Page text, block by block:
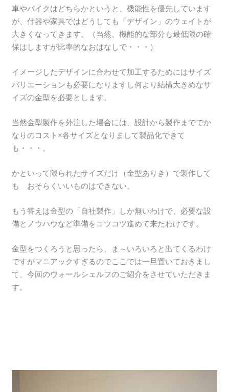
車やバイクはどちらかというと、機能性を優先しています
が、什器や家具ではどうしても「デザイン」のウェイトが
大きくなってきます。（当然、機能的な部分も最低限の確
保はしますが比率的なおはなしで・・・）
イメージしたデザインに合わせて加工するためにはサイズ
バリエーションも必要になりますし何より結構大きめなサ
イズの金型を必要とします。
当然金型製作を外注した場合には、設計から製作まででか
なりのコスト×各サイズとなりまして製品化できて
も・・・。
かといって限られたサイズだけ（金型ありき）で製作して
も おそらくいいものはできない。
もう答えは金型の「自社製作」しか無いわけで、必要な設
備とノウハウなど準備をコツコツ進めて来たわけです。
金型をつくろうと思ったら、ま～いろいろと出てくるわけ
ですがマニアックすぎるのでここでは一旦置いておきまし
て、今回のウォールシェルフのご紹介をさせていただきま
す。